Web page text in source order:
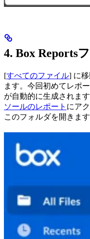
4. Box Reports
[すべてのファイル] に
ます。今回初めてレポ
が自動的に生成されま
ソールのレポート にア
このフォルダを開きます